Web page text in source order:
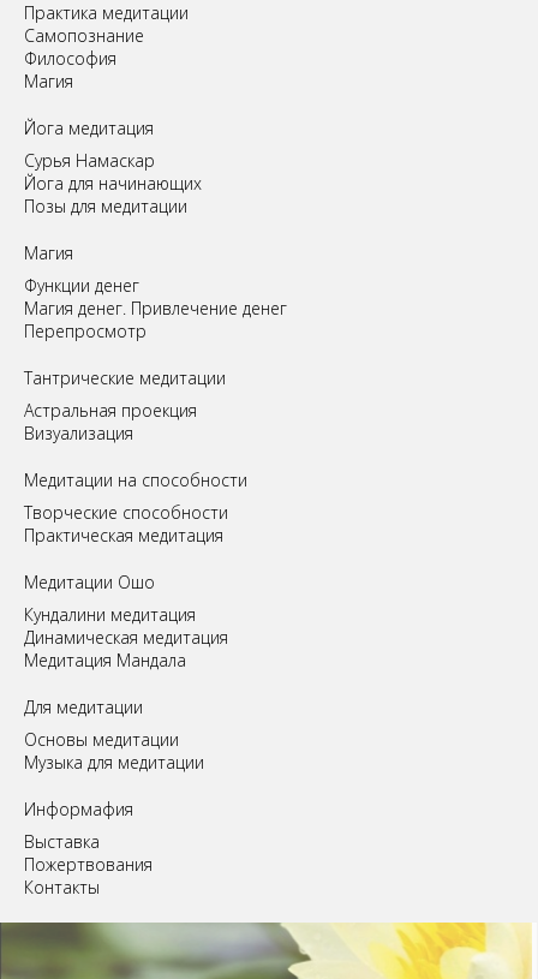
Практика медитации
Самопознание
Философия
Магия
Йога медитация
Сурья Намаскар
Йога для начинающих
Позы для медитации
Магия
Функции денег
Магия денег. Привлечение денег
Перепросмотр
Tантрические медитации
Астральная проекция
Визуализация
Медитации на способности
Творческие способности
Практическая медитация
Медитации Ошо
Кундалини медитация
Динамическая медитация
Медитация Мандала
Для медитации
Основы медитации
Музыка для медитации
Информафия
Выставка
Пожертвования
Контакты